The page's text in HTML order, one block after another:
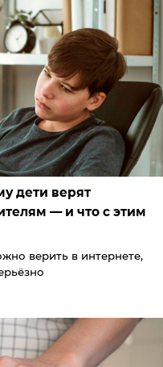
дети верят
— и что с этим
верить в интернете,